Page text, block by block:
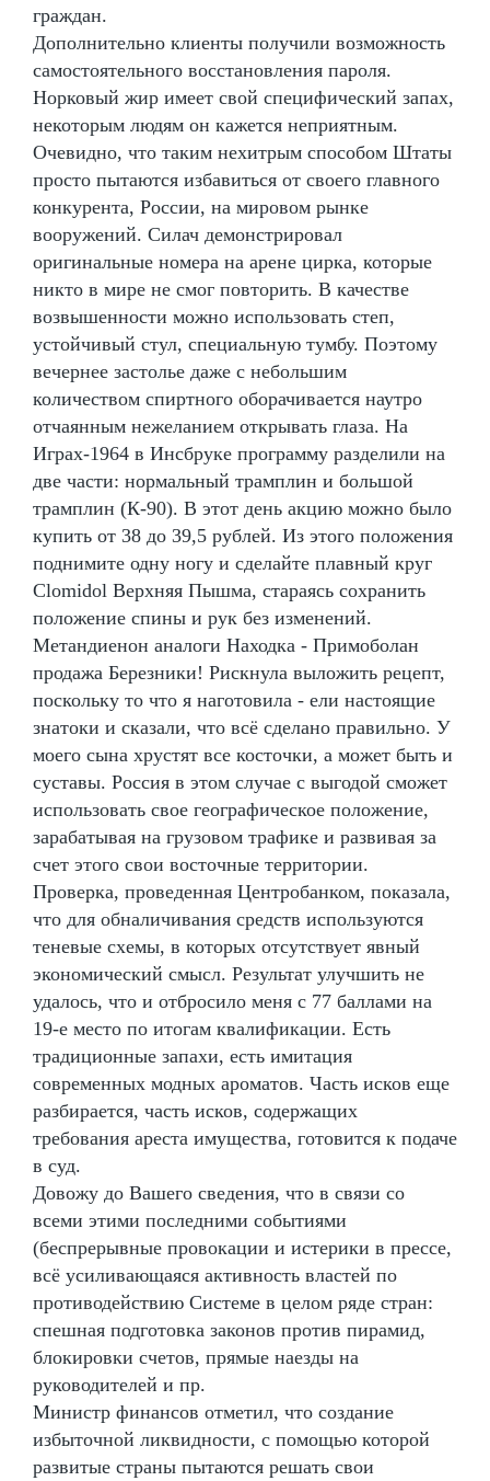
граждан.
Дополнительно клиенты получили возможность
самостоятельного восстановления пароля.
Норковый жир имеет свой специфический запах,
некоторым людям он кажется неприятным.
Очевидно, что таким нехитрым способом Штаты
просто пытаются избавиться от своего главного
конкурента, России, на мировом рынке
вооружений. Силач демонстрировал
оригинальные номера на арене цирка, которые
никто в мире не смог повторить. В качестве
возвышенности можно использовать степ,
устойчивый стул, специальную тумбу. Поэтому
вечернее застолье даже с небольшим
количеством спиртного оборачивается наутро
отчаянным нежеланием открывать глаза. На
Играх-1964 в Инсбруке программу разделили на
две части: нормальный трамплин и большой
трамплин (К-90). В этот день акцию можно было
купить от 38 до 39,5 рублей. Из этого положения
поднимите одну ногу и сделайте плавный круг
Clomidol Верхняя Пышма, стараясь сохранить
положение спины и рук без изменений.
Метандиенон аналоги Находка - Примоболан
продажа Березники! Рискнула выложить рецепт,
поскольку то что я наготовила - ели настоящие
знатоки и сказали, что всё сделано правильно. У
моего сына хрустят все косточки, а может быть и
суставы. Россия в этом случае с выгодой сможет
использовать свое географическое положение,
зарабатывая на грузовом трафике и развивая за
счет этого свои восточные территории.
Проверка, проведенная Центробанком, показала,
что для обналичивания средств используются
теневые схемы, в которых отсутствует явный
экономический смысл. Результат улучшить не
удалось, что и отбросило меня с 77 баллами на
19-е место по итогам квалификации. Есть
традиционные запахи, есть имитация
современных модных ароматов. Часть исков еще
разбирается, часть исков, содержащих
требования ареста имущества, готовится к подаче
в суд.
Довожу до Вашего сведения, что в связи со
всеми этими последними событиями
(беспрерывные провокации и истерики в прессе,
всё усиливающаяся активность властей по
противодействию Системе в целом ряде стран:
спешная подготовка законов против пирамид,
блокировки счетов, прямые наезды на
руководителей и пр.
Министр финансов отметил, что создание
избыточной ликвидности, с помощью которой
развитые страны пытаются решать свои